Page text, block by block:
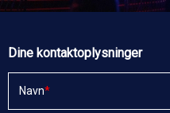
Dine kontaktoplysninger
Navn